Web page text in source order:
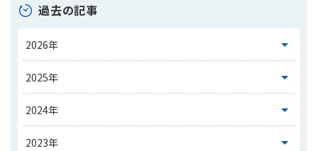
過去の記事